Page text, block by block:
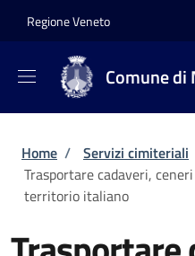
Regione Veneto
Comune
Briciole di
Home / Servizi cimiteriali
Trasportare cadaveri,
territorio italiano